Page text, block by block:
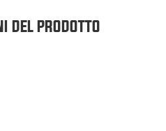
DEL PRODOTTO